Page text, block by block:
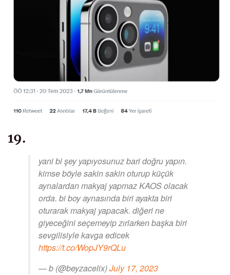
19.
yani bi şey yapıyosunuz bari doğru yapın.
kimse böyle sakin sakin oturup küçük
aynalardan makyaj yapmaz KAOS olacak
orda. bi boy aynasında biri ayakta biri
oturarak makyaj yapacak. diğeri ne
giyeceğini seçemeyip zırlarken başka biri
sevgilisiyle kavga edicek
https://t.co/WopJY9rQLu
— b (@beyzacelix)July 17, 2023